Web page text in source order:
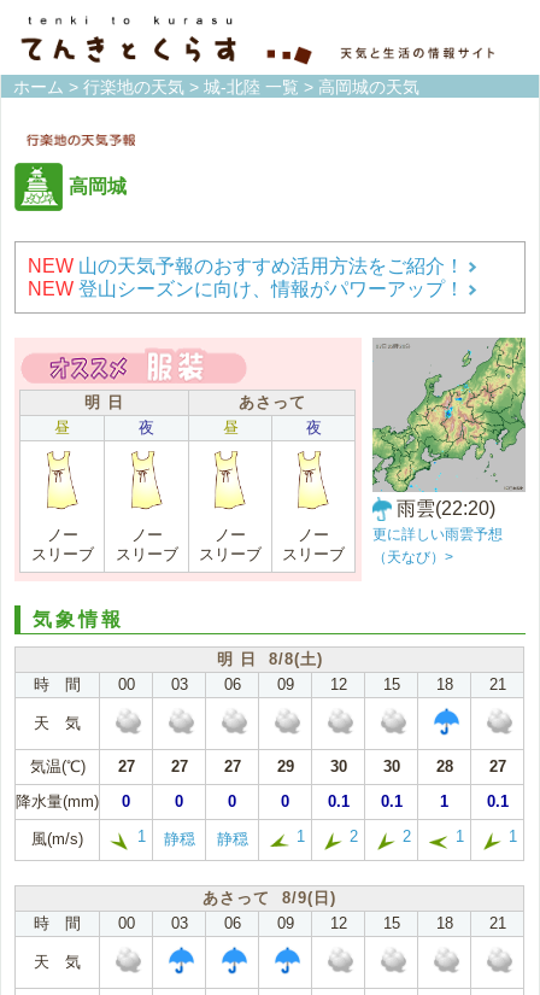
ホーム > 行楽地の天気 > 城-北陸 一覧 > 高岡城の天気
高岡城
NEW 山の天気予報のおすすめ活用方法をご紹介！
NEW 登山シーズンに向け、情報がパワーアップ！
明 日
あさって
昼
夜 昼 夜
ノー
スリーブ
ノー
スリーブ
ノー
スリーブ
ノー
スリーブ
雨雲(22:20)
更に詳しい雨雲予想
（天なび）>
気象情報
明 日 8/8(土)
時 間
00 03 06 09 12 15 18 21
天 気
気温(℃) 27 27 27 29 30 30 28
27
降水量(mm)
0 0 0 0 0.1 0.1 1 0.1
風(m/s) 1 静穏 静穏 1 2 2 1 1
あさって 8/9(日)
時 間
00 03 06 09 12 15 18 21
天 気